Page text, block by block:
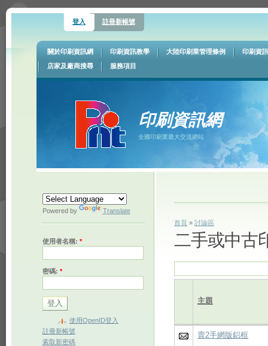
登入 註冊新帳號
關於印刷資訊網 印刷資訊教學 大陸印刷業管理條例
印刷資
店家及廠商搜尋
服務項目
印刷資訊網
全國印刷業最大交流網站
Powered by Translate
使用者名稱: *
密碼: *
使用OpenID登入
註冊新帳號
索取新密碼
首頁 »討論區
二手或中古
主題
賣2手網版鋁框